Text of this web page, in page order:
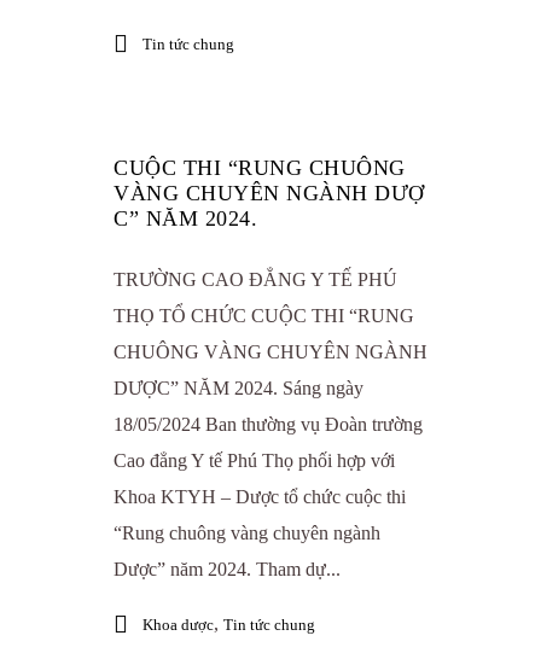
Tin tức chung
CUỘC THI “RUNG CHUÔNG
VÀNG CHUYÊN NGÀNH DƯỢ
C” NĂM 2024.
TRƯỜNG CAO ĐẲNG Y TẾ PHÚ
THỌ TỔ CHỨC CUỘC THI “RUNG
CHUÔNG VÀNG CHUYÊN NGÀNH
DƯỢC” NĂM 2024. Sáng ngày
18/05/2024 Ban thường vụ Đoàn trường
Cao đẳng Y tế Phú Thọ phối hợp với
Khoa KTYH – Dược tổ chức cuộc thi
“Rung chuông vàng chuyên ngành
Dược” năm 2024. Tham dự...
Khoa dược, Tin tức chung